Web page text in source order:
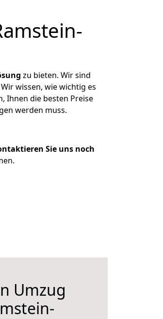
zu bieten. Wir sind
wissen, wie wichtig es
Ihnen die besten Preise
werden muss.
Sie uns noch
Umzug